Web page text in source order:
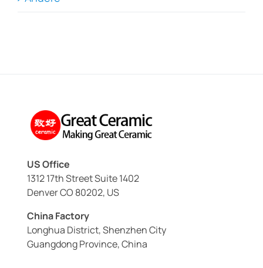
US Office
1312 17th Street Suite 1402
Denver CO 80202, US
China Factory
Longhua District, Shenzhen City
Guangdong Province, China